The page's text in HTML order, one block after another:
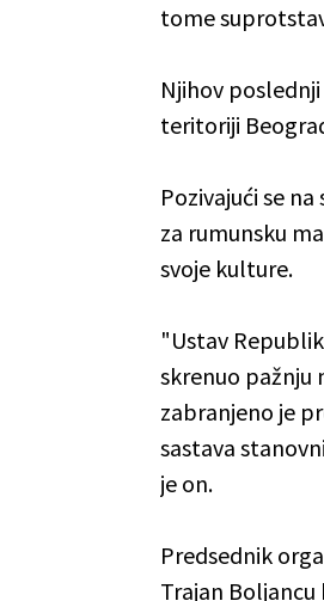
tome
Njihov
teritoriji
Pozivajući se
za rumunsku
svoje kulture.
"Ustav
skrenuo pažnju
zabranjeno je
sastava
je on.
Predsednik
Trajan